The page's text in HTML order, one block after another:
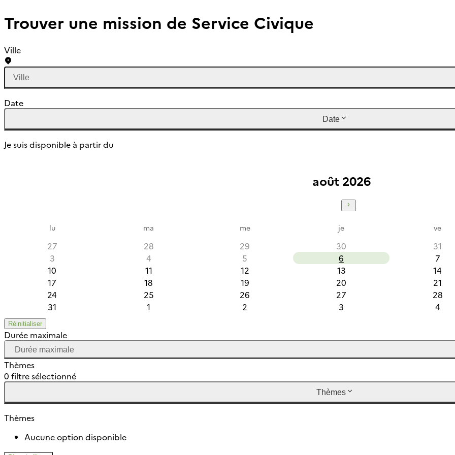
Trouver une mission de Service Civique
Ville
Date
Date
Je suis disponible à partir du
août 2026
lundi
lu mardi
ma mercredi
me jeudi
je ve
27 28 29 30 31
3
4 5 6 7
10
11 12 13 14
17
18 19 20 21
24
25 26 27 28
31
1 2 3 4
Réinitialiser
Durée maximale
Thèmes
0 filtre sélectionné
Thèmes
Thèmes
Aucune option disponible